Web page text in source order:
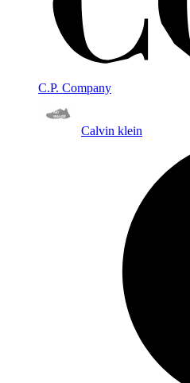
C.P. Company
Calvin klein